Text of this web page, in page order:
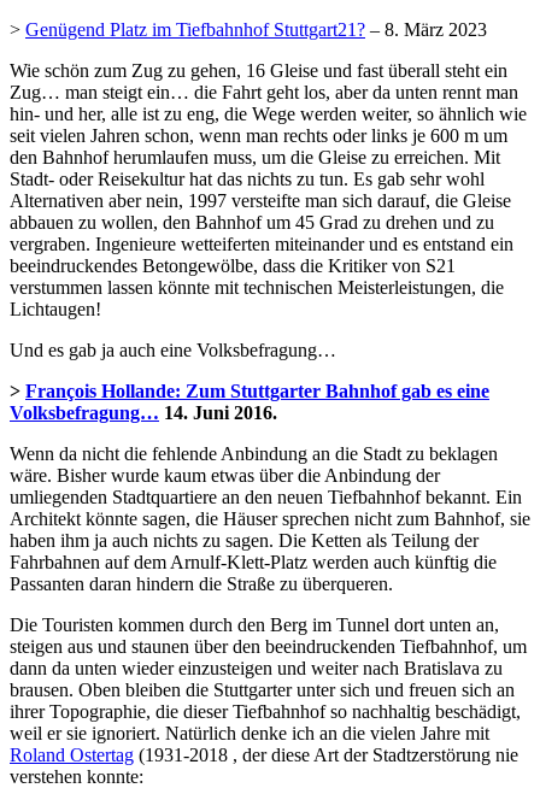
> Genügend Platz im Tiefbahnhof Stuttgart21? – 8. März 2023
Wie schön zum Zug zu gehen, 16 Gleise und fast überall steht ein
Zug… man steigt ein… die Fahrt geht los, aber da unten rennt man
hin- und her, alle ist zu eng, die Wege werden weiter, so ähnlich wie
seit vielen Jahren schon, wenn man rechts oder links je 600 m um
den Bahnhof herumlaufen muss, um die Gleise zu erreichen. Mit
Stadt- oder Reisekultur hat das nichts zu tun. Es gab sehr wohl
Alternativen aber nein, 1997 versteifte man sich darauf, die Gleise
abbauen zu wollen, den Bahnhof um 45 Grad zu drehen und zu
vergraben. Ingenieure wetteiferten miteinander und es entstand ein
beeindruckendes Betongewölbe, dass die Kritiker von S21
verstummen lassen könnte mit technischen Meisterleistungen, die
Lichtaugen!
Und es gab ja auch eine Volksbefragung…
> François Hollande: Zum Stuttgarter Bahnhof gab es eine
Volksbefragung… 14. Juni 2016.
Wenn da nicht die fehlende Anbindung an die Stadt zu beklagen
wäre. Bisher wurde kaum etwas über die Anbindung der
umliegenden Stadtquartiere an den neuen Tiefbahnhof bekannt. Ein
Architekt könnte sagen, die Häuser sprechen nicht zum Bahnhof, sie
haben ihm ja auch nichts zu sagen. Die Ketten als Teilung der
Fahrbahnen auf dem Arnulf-Klett-Platz werden auch künftig die
Passanten daran hindern die Straße zu überqueren.
Die Touristen kommen durch den Berg im Tunnel dort unten an,
steigen aus und staunen über den beeindruckenden Tiefbahnhof, um
dann da unten wieder einzusteigen und weiter nach Bratislava zu
brausen. Oben bleiben die Stuttgarter unter sich und freuen sich an
ihrer Topographie, die dieser Tiefbahnhof so nachhaltig beschädigt,
weil er sie ignoriert. Natürlich denke ich an die vielen Jahre mit
Roland Ostertag (1931-2018 , der diese Art der Stadtzerstörung nie
verstehen konnte: